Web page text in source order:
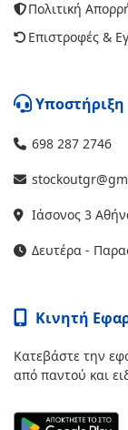
Πολιτική
Επιστροφές &
Υποστήριξη
698 287 2746
Ιάσονος 3
Δευτέρα -
Κινητή
Κατεβάστε την
από παντού και